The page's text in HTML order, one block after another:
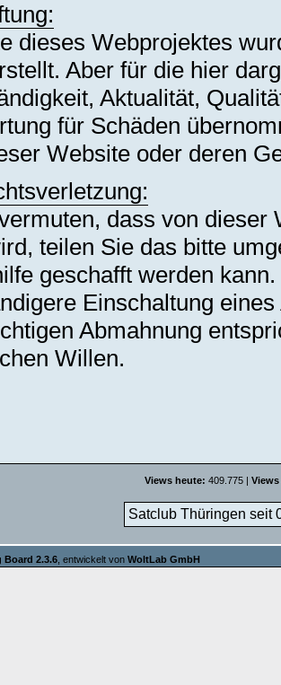
dieses Webprojektes
Aber für die hier
Aktualität,
für Schäden
Website oder deren
dass von
teilen Sie das bitte
geschafft werden
Einschaltung
Abmahnung
Willen.
Views heute: 409.775 |
Satclub Thüringen seit
Board 2.3.6 , entwickelt von WoltLab GmbH